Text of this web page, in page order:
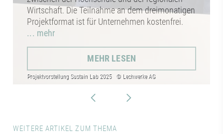
Wirtschaft. Die Teilnahme an dem dreimonatigen
Projektformat ist für Unternehmen kostenfrei.
... mehr
MEHR LESEN
WEITERE ARTIKEL ZUM THEMA